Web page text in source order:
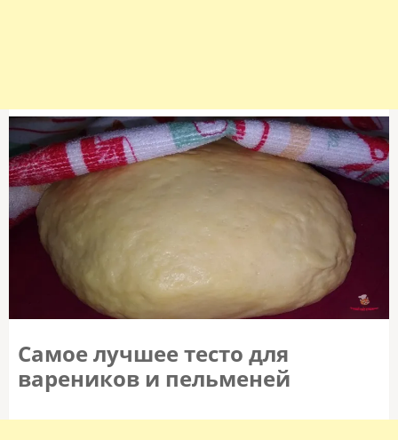
Самое лучшее тесто для
вареников и пельменей